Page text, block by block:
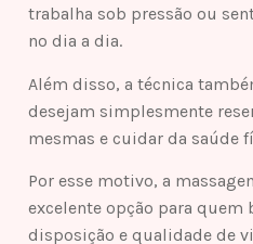
trabalha sob pressão ou
no dia a dia.
Além disso, a técnica
desejam simplesmente
mesmas e cuidar da saúde
Por esse motivo, a
excelente opção para
disposição e qualidade de